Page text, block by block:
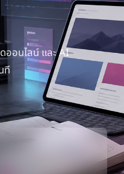
ออนไลน์ และ AI
ที